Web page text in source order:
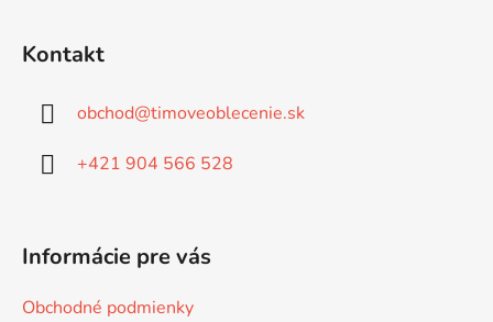
Kontakt
obchod@timoveoblecenie.sk
+421 904 566 528
Informácie pre vás
Obchodné podmienky